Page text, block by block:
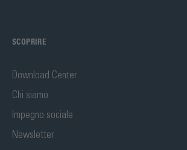
SCOPRIRE
Download Center
Chi siamo
Impegno sociale
Newsletter